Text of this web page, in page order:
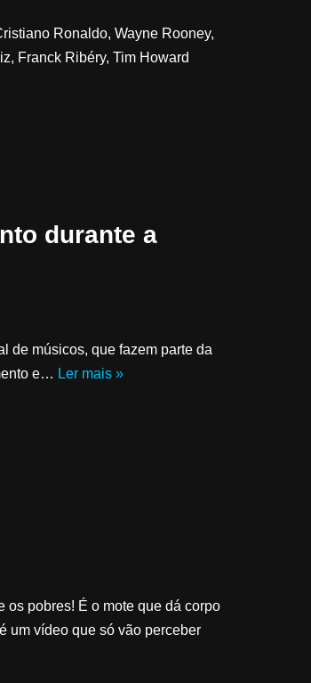
Ronaldo, Wayne Rooney,
Franck Ribéry, Tim Howard
durante a
de músicos, que fazem parte da
e… Ler mais »
os pobres! É o mote que dá corpo
um vídeo que só vão perceber